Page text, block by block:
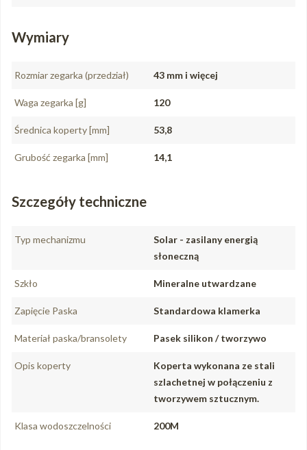
Wymiary
Rozmiar zegarka (przedział) 43 mm i więcej
Waga zegarka [g] 120
Średnica koperty [mm] 53,8
Grubość zegarka [mm] 14,1
Szczegóły techniczne
Typ mechanizmu
Solar - zasilany energią
słoneczną
Szkło Mineralne utwardzane
Zapięcie Paska Standardowa klamerka
Materiał paska/bransolety Pasek silikon / tworzywo
Opis koperty
Koperta wykonana ze stali
szlachetnej w połączeniu z
tworzywem sztucznym.
Klasa wodoszczelności 200M